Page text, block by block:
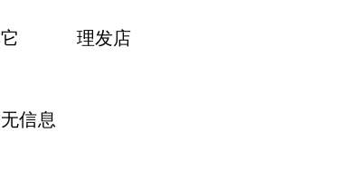
理发店
信息